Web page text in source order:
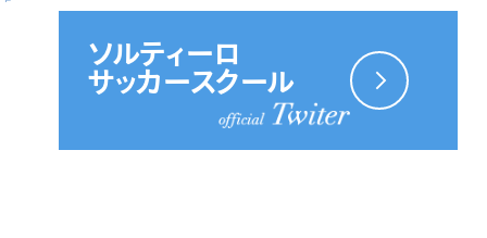
ソルティーロ
サッカースクール